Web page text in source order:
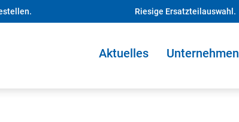
Riesige Ersatzteilauswahl.
Aktuelles Unternehmen